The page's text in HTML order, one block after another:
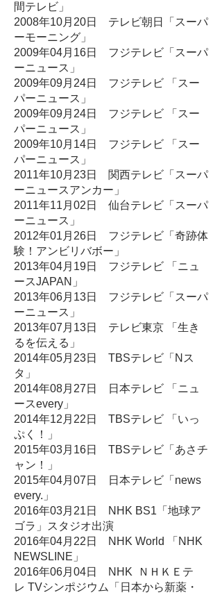
間テレビ」
2008年10月20日 テレビ朝日「スーパ
ーモーニング」
2009年04月16日 フジテレビ「スーパ
ーニュース」
2009年09月24日 フジテレビ 「スー
パーニュース」
2009年09月24日 フジテレビ 「スー
パーニュース」
2009年10月14日 フジテレビ 「スー
パーニュース」
2011年10月23日 関西テレビ「スーパ
ーニュースアンカー」
2011年11月02日 仙台テレビ「スーパ
ーニュース」
2012年01月26日 フジテレビ「奇跡体
験！アンビリバボー」
2013年04月19日 フジテレビ 「ニュ
ースJAPAN」
2013年06月13日 フジテレビ「スーパ
ーニュース」
2013年07月13日 テレビ東京 「生き
るを伝える」
2014年05月23日 TBSテレビ「Nス
タ」
2014年08月27日 日本テレビ 「ニュ
ースevery」
2014年12月22日 TBSテレビ 「いっ
ぷく！」
2015年03月16日 TBSテレビ「あさチ
ャン！」
2015年04月07日 日本テレビ「news
every.」
2016年03月21日 NHK BS1「地球ア
ゴラ」スタジオ出演
2016年04月22日 NHK World 「NHK
NEWSLINE」
2016年06月04日 NHK ＮＨＫＥテ
レ TVシンポジウム「日本から新薬・